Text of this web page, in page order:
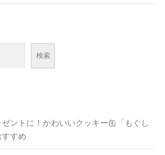
検索
ントに！かわいいクッキー缶「もぐし
すめ